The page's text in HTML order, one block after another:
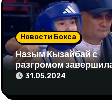
Новости Бокса
Назым Кызайбай с
разгромом
бой в отборе на
31.05.2024